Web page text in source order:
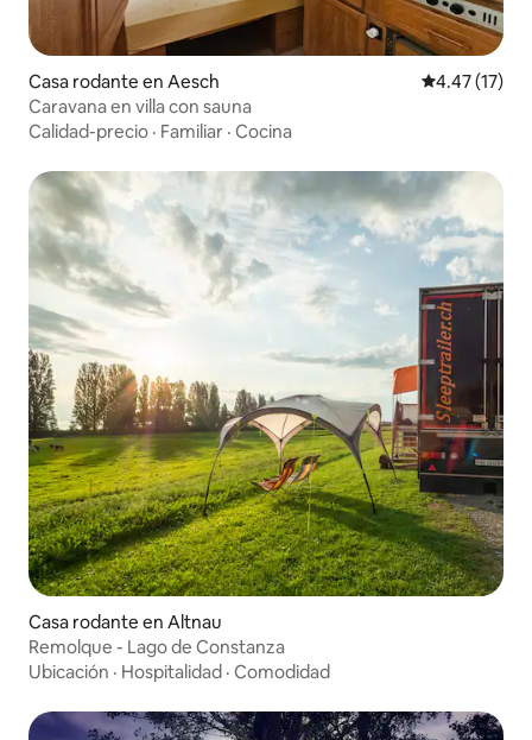
Casa rodante en Aesch Calificación
4.47 (17)
Caravana en villa con sauna
Calidad-precio · Familiar · Cocina
Casa rodante en Altnau
Remolque - Lago de Constanza
Ubicación · Hospitalidad · Comodidad